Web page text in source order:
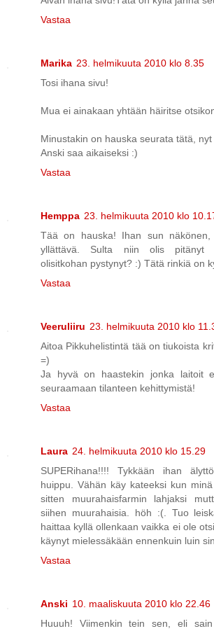
Vastaa
Marika 23. helmikuuta 2010 klo 8.35
Tosi ihana sivu!
Mua ei ainakaan yhtään häiritse
Minustakin on hauska seurata tätä,
Anski saa aikaiseksi :)
Vastaa
Hemppa 23. helmikuuta 2010 klo
Tää on hauska! Ihan sun näkönen,
yllättävä. Sulta niin olis pitänyt
olisitkohan pystynyt? :) Tätä rinkiä on
Vastaa
Veeruliiru 23. helmikuuta 2010 klo
Aitoa Pikkuhelistintä tää on tiukoista
=)
Ja hyvä on haastekin jonka laitoit
seuraamaan tilanteen kehittymistä!
Vastaa
Laura 24. helmikuuta 2010 klo 15.29
SUPERihana!!!! Tykkään ihan
huippu. Vähän käy kateeksi kun
sitten muurahaisfarmin lahjaksi
siihen muurahaisia. höh :(. Tuo
haittaa kyllä ollenkaan vaikka ei ole
käynyt mielessäkään ennenkuin luin
Vastaa
Anski 10. maaliskuuta 2010 klo 22.46
Huuuh! Viimenkin tein sen, eli